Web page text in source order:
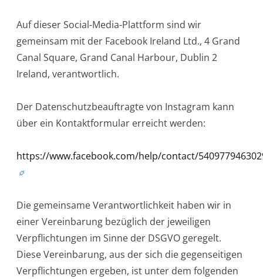
Auf dieser Social-Media-Plattform sind wir
gemeinsam mit der Facebook Ireland Ltd., 4 Grand
Canal Square, Grand Canal Harbour, Dublin 2
Ireland, verantwortlich.
Der Datenschutzbeauftragte von Instagram kann
über ein Kontaktformular erreicht werden:
https://www.facebook.com/help/contact/
Die gemeinsame Verantwortlichkeit haben wir in
einer Vereinbarung bezüglich der jeweiligen
Verpflichtungen im Sinne der DSGVO geregelt.
Diese Vereinbarung, aus der sich die gegenseitigen
Verpflichtungen ergeben, ist unter dem folgenden